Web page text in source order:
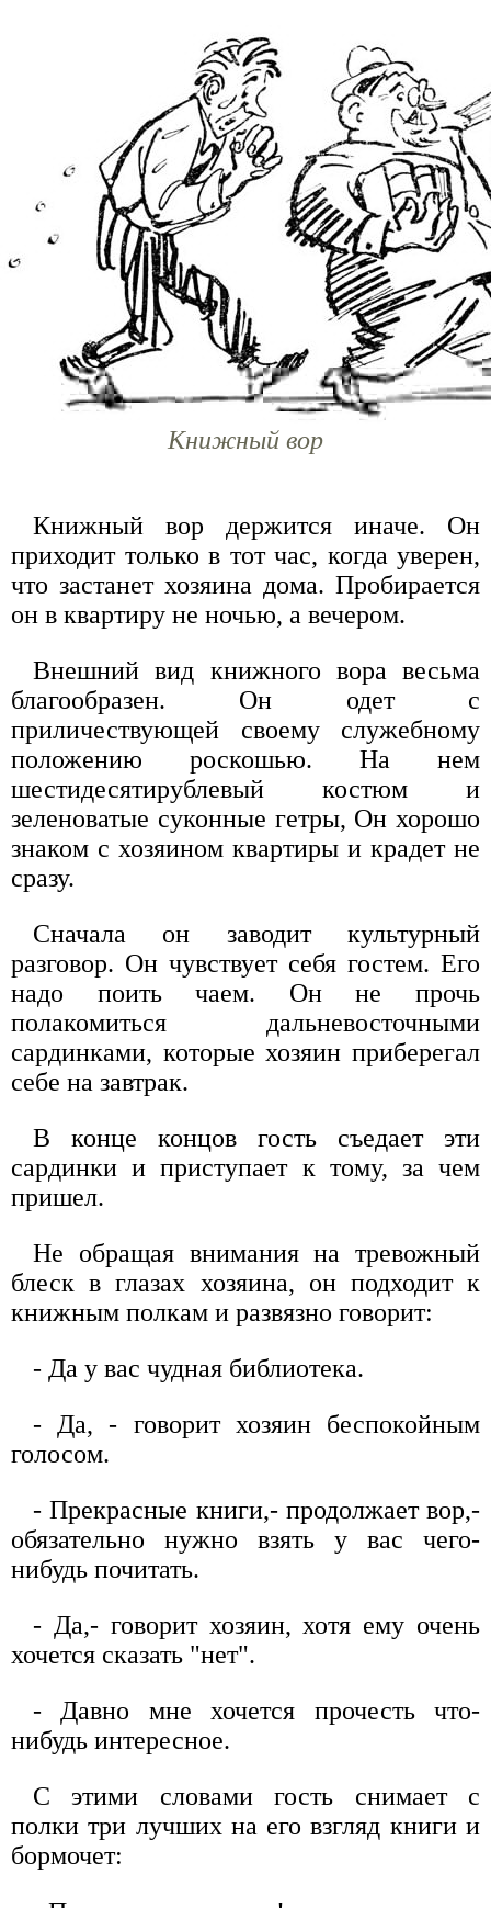
Книжный вор
Книжный вор держится иначе. Он
приходит только в тот час, когда уверен,
что застанет хозяина дома. Пробирается
он в квартиру не ночью, а вечером.
Внешний вид книжного вора весьма
благообразен. Он одет с
приличествующей своему служебному
положению роскошью. На нем
шестидесятирублевый костюм и
зеленоватые суконные гетры, Он хорошо
знаком с хозяином квартиры и крадет не
сразу.
Сначала он заводит культурный
разговор. Он чувствует себя гостем. Его
надо поить чаем. Он не прочь
полакомиться дальневосточными
сардинками, которые хозяин приберегал
себе на завтрак.
В конце концов гость съедает эти
сардинки и приступает к тому, за чем
пришел.
Не обращая внимания на тревожный
блеск в глазах хозяина, он подходит к
книжным полкам и развязно говорит:
- Да у вас чудная библиотека.
- Да, - говорит хозяин беспокойным
голосом.
- Прекрасные книги,- продолжает вор,-
обязательно нужно взять у вас чего-
нибудь почитать.
- Да,- говорит хозяин, хотя ему очень
хочется сказать "нет".
- Давно мне хочется прочесть что-
нибудь интересное.
С этими словами гость снимает с
полки три лучших на его взгляд книги и
бормочет: